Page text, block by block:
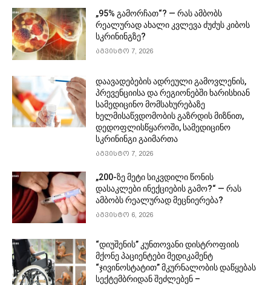
„95% გამორჩათ“? — რას ამბობს
რეალურად ახალი კვლევა ძუძუს კიბოს
სკრინინგზე?
აგვისტო 7, 2026
დაავადებების ადრეული გამოვლენის,
პრევენციისა და რეგიონებში ხარისხიან
სამედიცინო მომსახურებაზე
ხელმისაწვდომობის გაზრდის მიზნით,
დედოფლისწყაროში, სამედიცინო
სკრინინგი გაიმართა
აგვისტო 7, 2026
„200-ზე მეტი სიკვდილი წონის
დასაკლები ინექციების გამო?“ — რას
ამბობს რეალურად მეცნიერება?
აგვისტო 6, 2026
“დიუშენის” კუნთოვანი დისტროფიის
მქონე პაციენტები მედიკამენტ
“ჯივინოსტატით” მკურნალობის დაწყებას
სექტემბრიდან შეძლებენ –